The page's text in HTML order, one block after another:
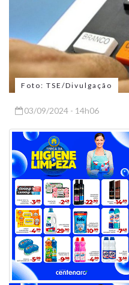
Foto: TSE/Divulgação
03/09/2024 - 14h06